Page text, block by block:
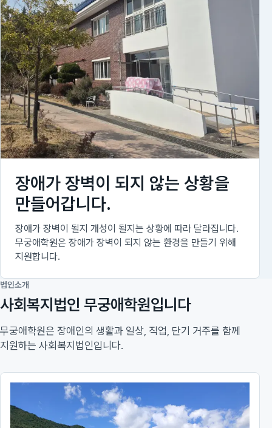
장애가 장벽이 되지 않는 상황을
만들어갑니다.
장애가 장벽이 될지 개성이 될지는 상황에 따라 달라집니다.
무궁애학원은 장애가 장벽이 되지 않는 환경을 만들기 위해
지원합니다.
법인소개
사회복지법인 무궁애학원입니다
무궁애학원은 장애인의 생활과 일상, 직업, 단기 거주를 함께
지원하는 사회복지법인입니다.